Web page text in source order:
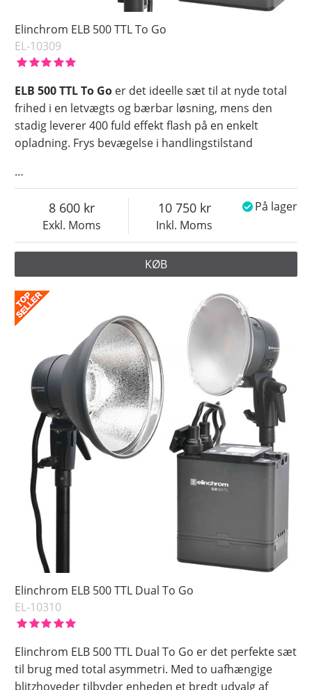
Elinchrom ELB 500 TTL To Go
EL-10309
ELB 500 TTL To Go er det ideelle sæt til at nyde total
frihed i en letvægts og bærbar løsning, mens den
stadig leverer 400 fuld effekt flash på en enkelt
opladning. Frys bevægelse i handlingstilstand
…
Exkl. Moms
8 600
Inkl. Moms
10 750 På lager
KØB
Elinchrom ELB 500 TTL Dual To Go
EL-10310
Elinchrom ELB 500 TTL Dual To Go er det perfekte sæt
til brug med total asymmetri. Med to uafhængige
blitzhoveder tilbyder enheden et bredt udvalg af